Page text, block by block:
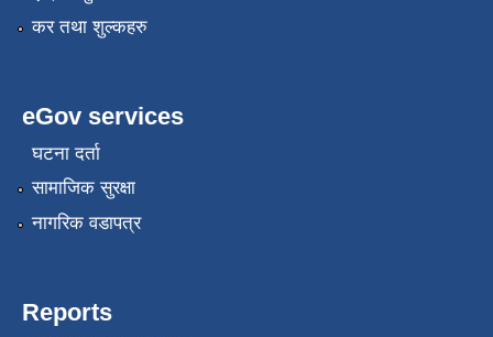
कर तथा शुल्कहरु
eGov services
घटना दर्ता
सामाजिक सुरक्षा
नागरिक वडापत्र
Reports